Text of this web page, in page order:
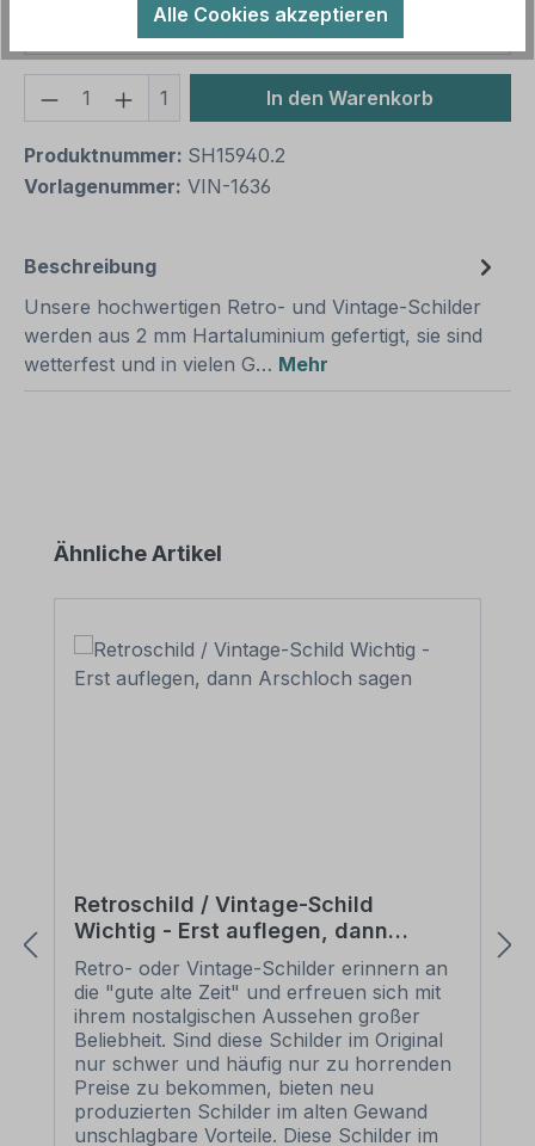
abweichende Endpreise möglich.
Produkt Anzahl: Gib den
1 In den Warenkorb
Produktnummer: SH15940.2
Vorlagenummer: VIN-1636
Beschreibung
Unsere hochwertigen Retro- und Vintage-Schilder
werden aus 2 mm Hartaluminium gefertigt, sie sind
wetterfest und in vielen G… Mehr
Produktgalerie überspringen
Ähnliche Artikel
Retroschild / Vintage-Schild
Wichtig - Erst auflegen, dann
Arschloch sagen
Retro- oder Vintage-Schilder erinnern an
die "gute alte Zeit" und erfreuen sich mit
ihrem nostalgischen Aussehen großer
Beliebheit. Sind diese Schilder im Original
nur schwer und häufig nur zu horrenden
Preise zu bekommen, bieten neu
produzierten Schilder im alten Gewand
unschlagbare Vorteile. Diese Schilder im
Alle Cookies akzeptieren